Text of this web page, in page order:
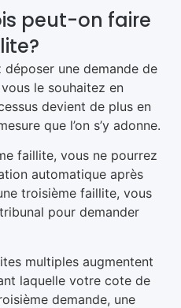
peut-on faire
une demande de
le souhaitez en
devient de plus en
que l’on s’y adonne.
faillite, vous ne pourrez
automatique après
troisième faillite, vous
pour demander
multiples augmentent
laquelle votre cote de
demande, une